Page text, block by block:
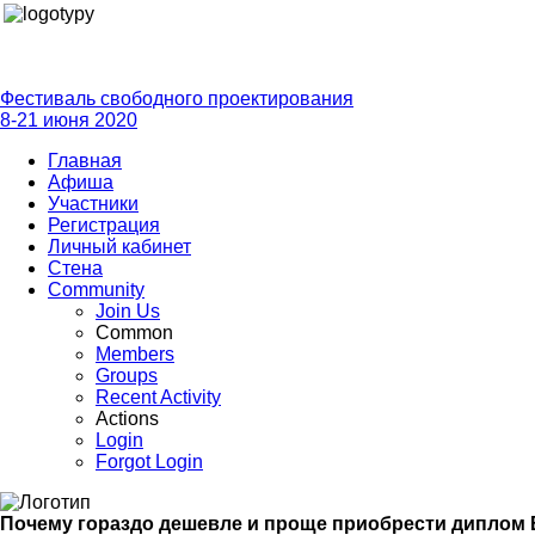
Фестиваль свободного проектирования
8-21 июня 2020
Главная
Афиша
Участники
Регистрация
Личный кабинет
Стена
Community
Join Us
Common
Members
Groups
Recent Activity
Actions
Login
Forgot Login
Почему гораздо дешевле и проще приобрести диплом